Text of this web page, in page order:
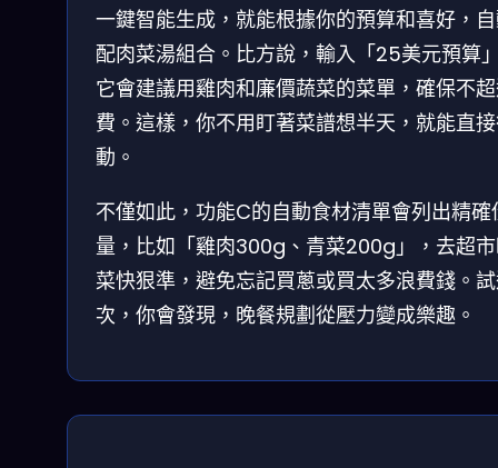
一鍵智能生成，就能根據你的預算和喜好，
配肉菜湯組合。比方說，輸入「25美元預算
它會建議用雞肉和廉價蔬菜的菜單，確保不
費。這樣，你不用盯著菜譜想半天，就能直
動。
不僅如此，功能C的自動食材清單會列出精確
量，比如「雞肉300g、青菜200g」，去超
菜快狠準，避免忘記買蔥或買太多浪費錢。
次，你會發現，晚餐規劃從壓力變成樂趣。